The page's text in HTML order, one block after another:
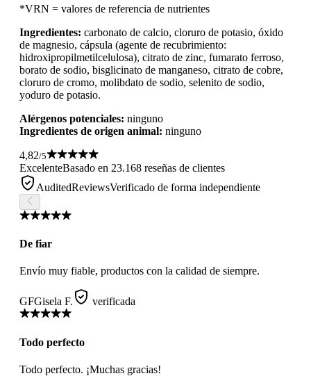
*VRN = valores de referencia de nutrientes
Ingredientes: carbonato de calcio, cloruro de potasio, óxido
de magnesio, cápsula (agente de recubrimiento:
hidroxipropilmetilcelulosa), citrato de zinc, fumarato ferroso,
borato de sodio, bisglicinato de manganeso, citrato de cobre,
cloruro de cromo, molibdato de sodio, selenito de sodio,
yoduro de potasio.
Alérgenos potenciales: ninguno
Ingredientes de origen animal: ninguno
4,82/5
ExcelenteBasado en 23.168 reseñas de clientes
AuditedReviewsVerificado de forma independiente
De fiar
Envío muy fiable, productos con la calidad de siempre.
GFGisela F. verificada
Todo perfecto
Todo perfecto. ¡Muchas gracias!